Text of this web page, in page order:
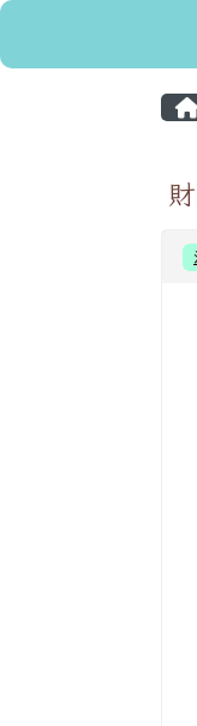
跳至主內容區
花蓮縣
導覽列